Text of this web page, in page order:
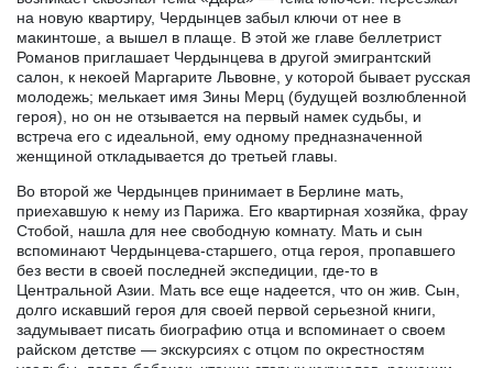
на новую квартиру, Чердынцев забыл ключи от нее в
макинтоше, а вышел в плаще. В этой же главе беллетрист
Романов приглашает Чердынцева в другой эмигрантский
салон, к некоей Маргарите Львовне, у которой бывает русская
молодежь; мелькает имя Зины Мерц (будущей возлюбленной
героя), но он не отзывается на первый намек судьбы, и
встреча его с идеальной, ему одному предназначенной
женщиной откладывается до третьей главы.
Во второй же Чердынцев принимает в Берлине мать,
приехавшую к нему из Парижа. Его квартирная хозяйка, фрау
Стобой, нашла для нее свободную комнату. Мать и сын
вспоминают Чердынцева-старшего, отца героя, пропавшего
без вести в своей последней экспедиции, где-то в
Центральной Азии. Мать все еще надеется, что он жив. Сын,
долго искавший героя для своей первой серьезной книги,
задумывает писать биографию отца и вспоминает о своем
райском детстве — экскурсиях с отцом по окрестностям